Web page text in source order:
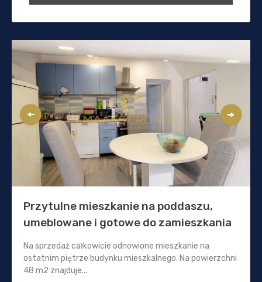
Przytulne mieszkanie na poddaszu,
umeblowane i gotowe do zamieszkania
Na sprzedaż całkowicie odnowione mieszkanie na
ostatnim piętrze budynku mieszkalnego. Na powierzchni
48 m2 znajduje...